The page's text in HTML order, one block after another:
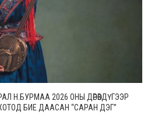
Н.БУРМАА 2026 ОНЫ ДӨРӨВДҮГЭЭР
БИЕ ДААСАН “САРАН ДЭГ”